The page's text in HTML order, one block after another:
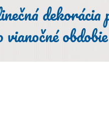
dekorácia
obdobie